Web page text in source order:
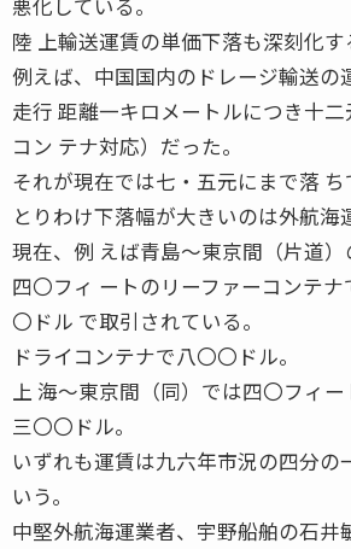
陸 上輸送運賃の単価下落も深刻化す
例えば、中国国内のドレージ輸送の
走行 距離一キロメートルにつき十
コン テナ対応）だった。
それが現在では七・五元にまで落 ち
とりわけ下落幅が大きいのは外航海
現在、例 えば青島〜東京間（片道
四〇フィ ートのリーファーコンテ
〇ドル で取引されている。
ドライコンテナで八〇〇ドル。
上 海〜東京間（同）では四〇フィ
三〇〇ドル。
いずれも運賃は九六年市況の四分の
いう。
中堅外航海運業者、宇野船舶の石井